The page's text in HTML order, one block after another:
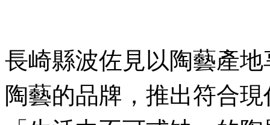
長崎縣波佐見以陶藝產
陶藝的品牌，推出符合